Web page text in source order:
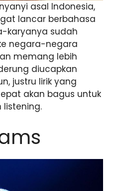
asal Indonesia,
lancar berbahasa
karyanya sudah
negara-negara
memang lebih
diucapkan
justru lirik yang
akan bagus untuk